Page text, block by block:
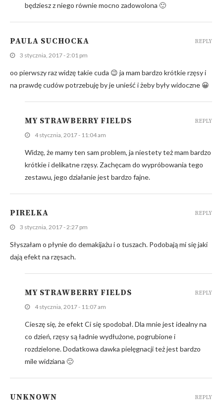
będziesz z niego równie mocno zadowolona 🙂
PAULA SUCHOCKA
3 stycznia, 2017 - 2:01 pm
oo pierwszy raz widzę takie cuda 😉 ja mam bardzo krótkie rzęsy i
na prawdę cudów potrzebuję by je unieść i żeby były widoczne 😀
REPLY
MY STRAWBERRY FIELDS
4 stycznia, 2017 - 11:04 am
Widzę, że mamy ten sam problem, ja niestety też mam bardzo
krótkie i delikatne rzęsy. Zachęcam do wypróbowania tego
zestawu, jego działanie jest bardzo fajne.
REPLY
PIRELKA
3 stycznia, 2017 - 2:27 pm
Słyszałam o płynie do demakijażu i o tuszach. Podobają mi się jaki
dają efekt na rzęsach.
REPLY
MY STRAWBERRY FIELDS
4 stycznia, 2017 - 11:07 am
Cieszę się, że efekt Ci się spodobał. Dla mnie jest idealny na
co dzień, rzęsy są ładnie wydłużone, pogrubione i
rozdzielone. Dodatkowa dawka pielęgnacji też jest bardzo
mile widziana 🙂
REPLY
UNKNOWN REPLY